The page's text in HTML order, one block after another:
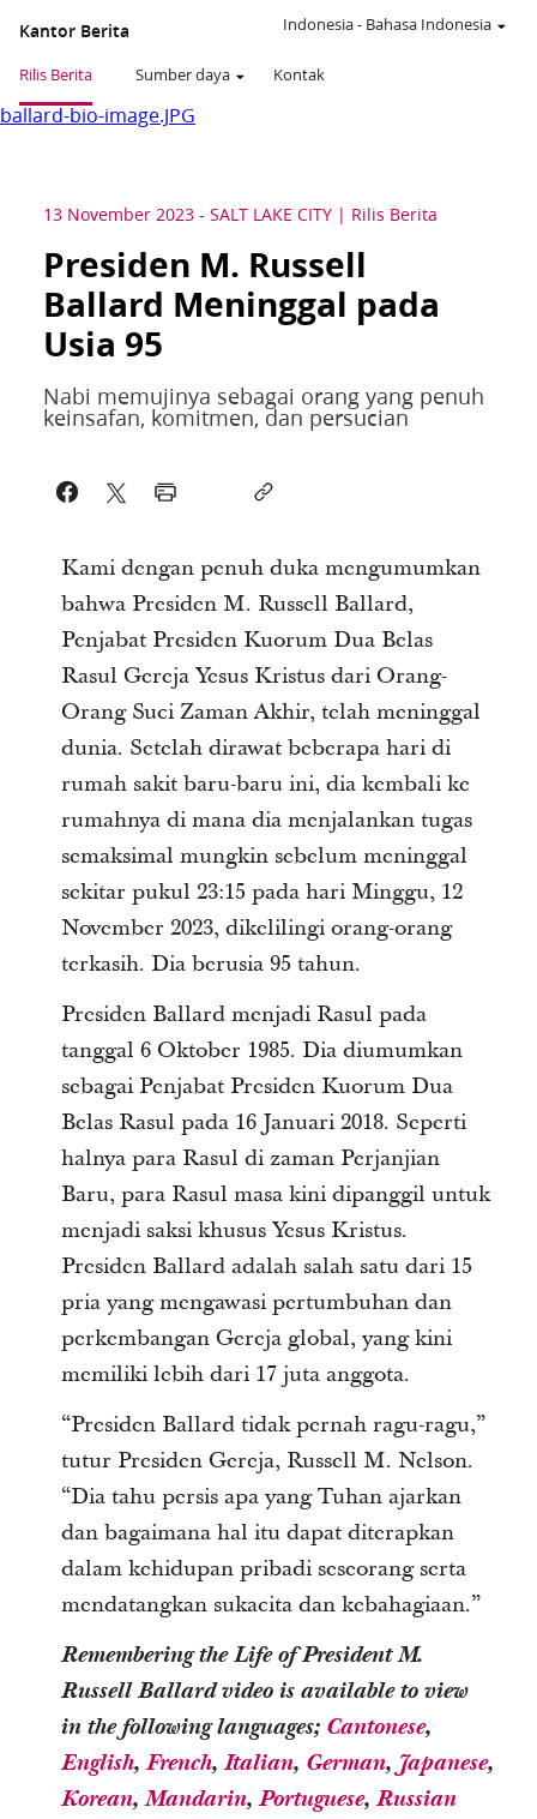
Kantor Berita
Rilis Berita Sumber daya Kontak
Indonesia- Bahasa Indonesia
ballard-bio-image.JPG
13 November 2023 - SALT LAKE CITY Rilis Berita
Presiden M. Russell
Ballard Meninggal pada
Usia 95
Nabi memujinya sebagai orang yang penuh
keinsafan, komitmen, dan persucian
Kami dengan penuh duka mengumumkan
bahwa Presiden M. Russell Ballard,
Penjabat Presiden Kuorum Dua Belas
Rasul Gereja Yesus Kristus dari Orang-
Orang Suci Zaman Akhir, telah meninggal
dunia. Setelah dirawat beberapa hari di
rumah sakit baru-baru ini, dia kembali ke
rumahnya di mana dia menjalankan tugas
semaksimal mungkin sebelum meninggal
sekitar pukul 23:15 pada hari Minggu, 12
November 2023, dikelilingi orang-orang
terkasih. Dia berusia 95 tahun.
Presiden Ballard menjadi Rasul pada
tanggal 6 Oktober 1985. Dia diumumkan
sebagai Penjabat Presiden Kuorum Dua
Belas Rasul pada 16 Januari 2018. Seperti
halnya para Rasul di zaman Perjanjian
Baru, para Rasul masa kini dipanggil untuk
menjadi saksi khusus Yesus Kristus.
Presiden Ballard adalah salah satu dari 15
pria yang mengawasi pertumbuhan dan
perkembangan Gereja global, yang kini
memiliki lebih dari 17 juta anggota.
“Presiden Ballard tidak pernah ragu-ragu,”
tutur Presiden Gereja, Russell M. Nelson.
“Dia tahu persis apa yang Tuhan ajarkan
dan bagaimana hal itu dapat diterapkan
dalam kehidupan pribadi seseorang serta
mendatangkan sukacita dan kebahagiaan.”
Remembering the Life of President M.
Russell Ballard video is available to view
in the following languages; Cantonese,
English, French, Italian, German, Japanese
Korean, Mandarin, Portuguese, Russian